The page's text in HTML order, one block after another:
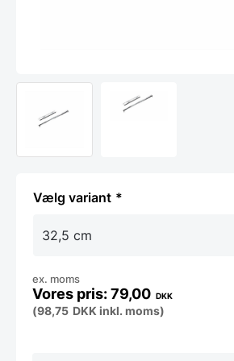
variant
79,00 DKK
ex. moms
(98,75 DKK inkl. moms)